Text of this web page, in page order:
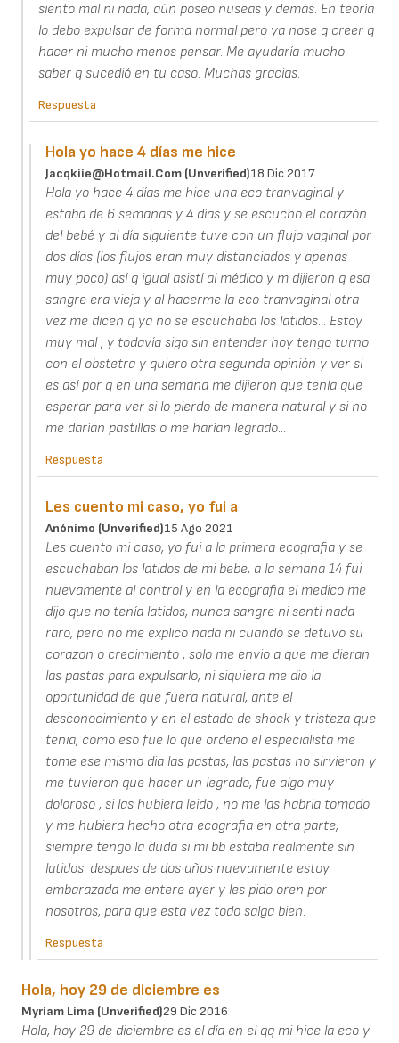
siento mal ni nada, aún poseo nuseas y demás. En teoría
lo debo expulsar de forma normal pero ya nose q creer q
hacer ni mucho menos pensar. Me ayudaría mucho
saber q sucedió en tu caso. Muchas gracias.
Respuesta
Hola yo hace 4 días me hice
Jacqkiie@hotmail.com (unverified)18 Dic 2017
Hola yo hace 4 días me hice una eco tranvaginal y
estaba de 6 semanas y 4 días y se escucho el corazón
del bebé y al día siguiente tuve con un flujo vaginal por
dos días (los flujos eran muy distanciados y apenas
muy poco) así q igual asistí al médico y m dijieron q esa
sangre era vieja y al hacerme la eco tranvaginal otra
vez me dicen q ya no se escuchaba los latidos... Estoy
muy mal , y todavía sigo sin entender hoy tengo turno
con el obstetra y quiero otra segunda opinión y ver si
es así por q en una semana me dijieron que tenía que
esperar para ver si lo pierdo de manera natural y si no
me darían pastillas o me harían legrado...
Respuesta
Les cuento mi caso, yo fui a
Anónimo (unverified)15 Ago 2021
Les cuento mi caso, yo fui a la primera ecografia y se
escuchaban los latidos de mi bebe, a la semana 14 fui
nuevamente al control y en la ecografia el medico me
dijo que no tenía latidos, nunca sangre ni senti nada
raro, pero no me explico nada ni cuando se detuvo su
corazon o crecimiento , solo me envio a que me dieran
las pastas para expulsarlo, ni siquiera me dio la
oportunidad de que fuera natural, ante el
desconocimiento y en el estado de shock y tristeza que
tenia, como eso fue lo que ordeno el especialista me
tome ese mismo dia las pastas, las pastas no sirvieron y
me tuvieron que hacer un legrado, fue algo muy
doloroso , si las hubiera leido , no me las habria tomado
y me hubiera hecho otra ecografia en otra parte,
siempre tengo la duda si mi bb estaba realmente sin
latidos. despues de dos años nuevamente estoy
embarazada me entere ayer y les pido oren por
nosotros, para que esta vez todo salga bien.
Respuesta
Hola, hoy 29 de diciembre es
Myriam Lima (unverified)29 Dic 2016
Hola, hoy 29 de diciembre es el día en el qq mi hice la eco y